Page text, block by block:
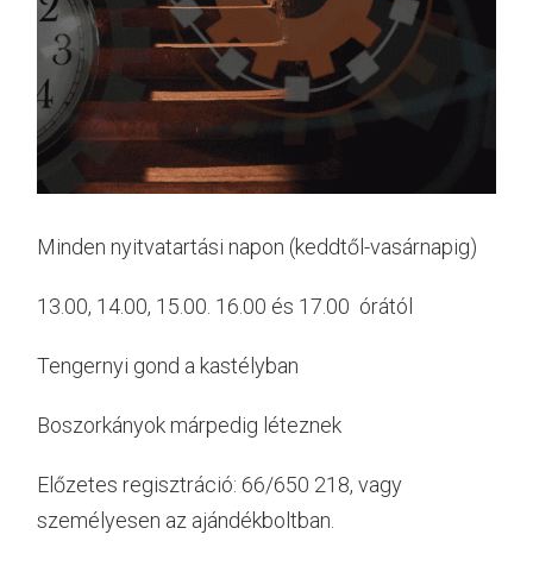
Minden nyitvatartási napon (keddtől-vasárnapig)
13.00, 14.00, 15.00. 16.00 és 17.00 órától
Tengernyi gond a kastélyban
Boszorkányok márpedig léteznek
Előzetes regisztráció: 66/650 218, vagy
személyesen az ajándékboltban.